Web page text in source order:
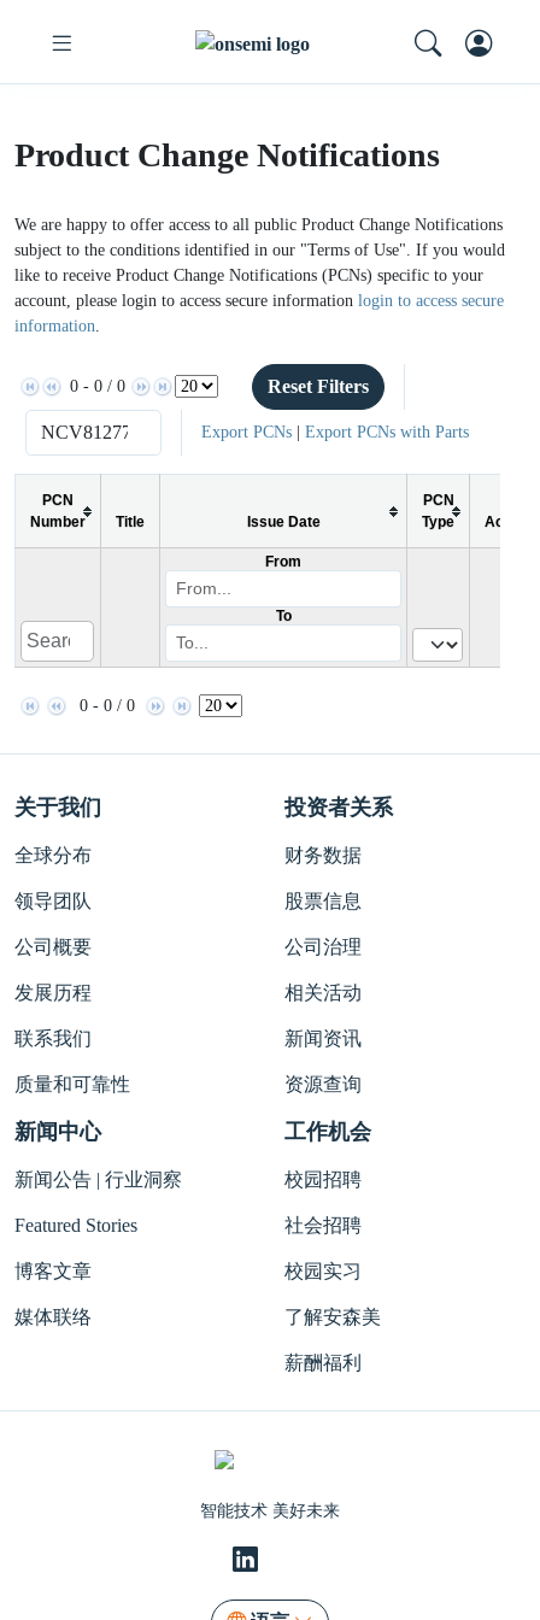
Product Change Notifications
We are happy to offer access to all public Product Change Notifications
subject to the conditions identified in our "Terms of Use". If you would
like to receive Product Change Notifications (PCNs) specific to your
account, please login to access secure information login to access secure
information
0 - 0 / 0 Reset Filters
Export PCNs| Export PCNs with Parts
PCN
Number
Title Issue Date
PCN
Type
Action
From
To
0 - 0 / 0
智能技术 美好未来
关于我们
全球分布
领导团队
公司概要
发展历程
联系我们
质量和可靠性
投资者关系
财务数据
股票信息
公司治理
相关活动
新闻资讯
资源查询
新闻中心
新闻公告 | 行业洞察
Featured Stories
博客文章
媒体联络
工作机会
校园招聘
社会招聘
校园实习
了解安森美
薪酬福利